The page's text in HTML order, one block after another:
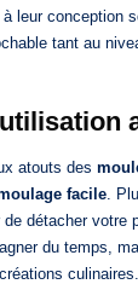
leur conception
tant au
atouts des
facile .
détacher votre
du temps,
culinaires.